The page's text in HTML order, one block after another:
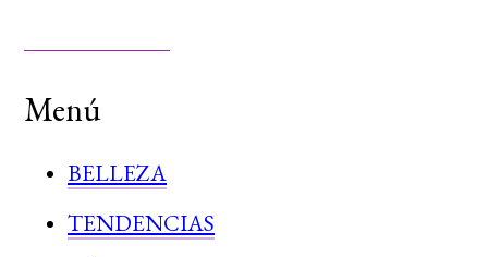
Menú
BELLEZA
TENDENCIAS